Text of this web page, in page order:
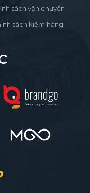
sách vận chuyển
sách kiểm hàng